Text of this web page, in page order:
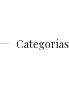
Categorías